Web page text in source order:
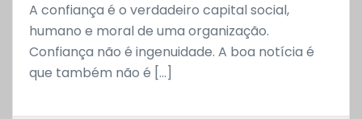
A confiança é o verdadeiro capital social,
humano e moral de uma organização.
Confiança não é ingenuidade. A boa notícia é
que também não é [...]